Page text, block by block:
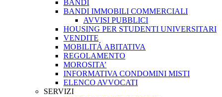
BANDI
BANDI IMMOBILI COMMERCIALI
AVVISI PUBBLICI
HOUSING PER STUDENTI UNIVERSITARI
VENDITE
MOBILITÁ ABITATIVA
REGOLAMENTO
MOROSITA’
INFORMATIVA CONDOMINI MISTI
ELENCO AVVOCATI
SERVIZI